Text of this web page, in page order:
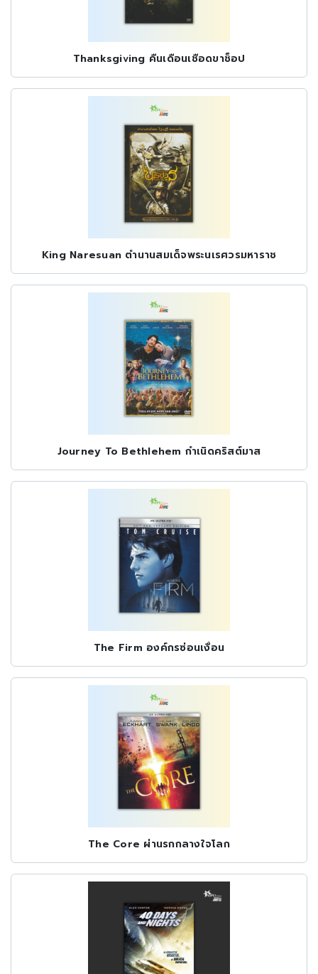
Thanksgiving คืนเดือนเชือดขาช็อป
King Naresuan ตำนานสมเด็จพระนเรศวรมหาราช
Journey To Bethlehem กำเนิดคริสต์มาส
The Firm องค์กรซ่อนเงื่อน
The Core ผ่านรกกลางใจโลก